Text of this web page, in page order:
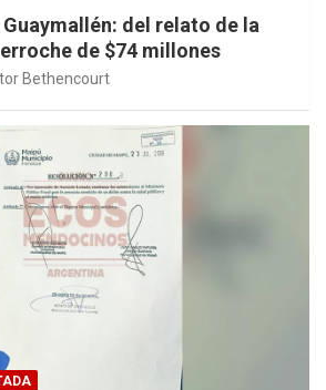
Guaymallén: del relato de la
de $74 millones
Bethencourt